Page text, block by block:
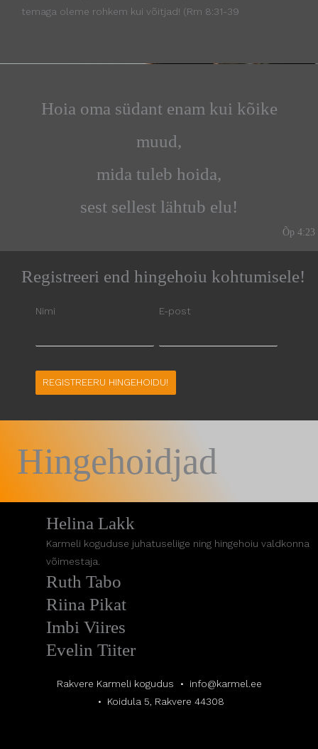
temaga oleme rohkem kui võitjad! (Rm 8:31-39
Hoia oma südant enam kui kõike
muud,
mida tuleb hoida,
sest sellest lähtub elu!
Õp 4:23
Registreeri end hingehoiu kohtumisele!
Nimi E-post
Hingehoidjad
Helina Lakk
Karmeli koguduse juhatuseliige ning hingehoiu valdkonna
võimestaja.
Ruth Tabo
Riina Pikat
Imbi Viires
Evelin Tiiter
Rakvere Karmeli kogudus
info@karmel.ee
Koidula 5, Rakvere 44308